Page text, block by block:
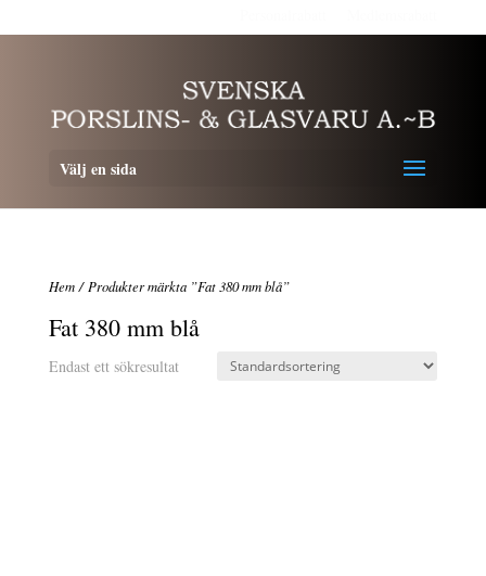
Välj en sida
Hem/ Produkter märkta ”Fat 380 mm blå”
Fat 380 mm blå
Endast ett sökresultat